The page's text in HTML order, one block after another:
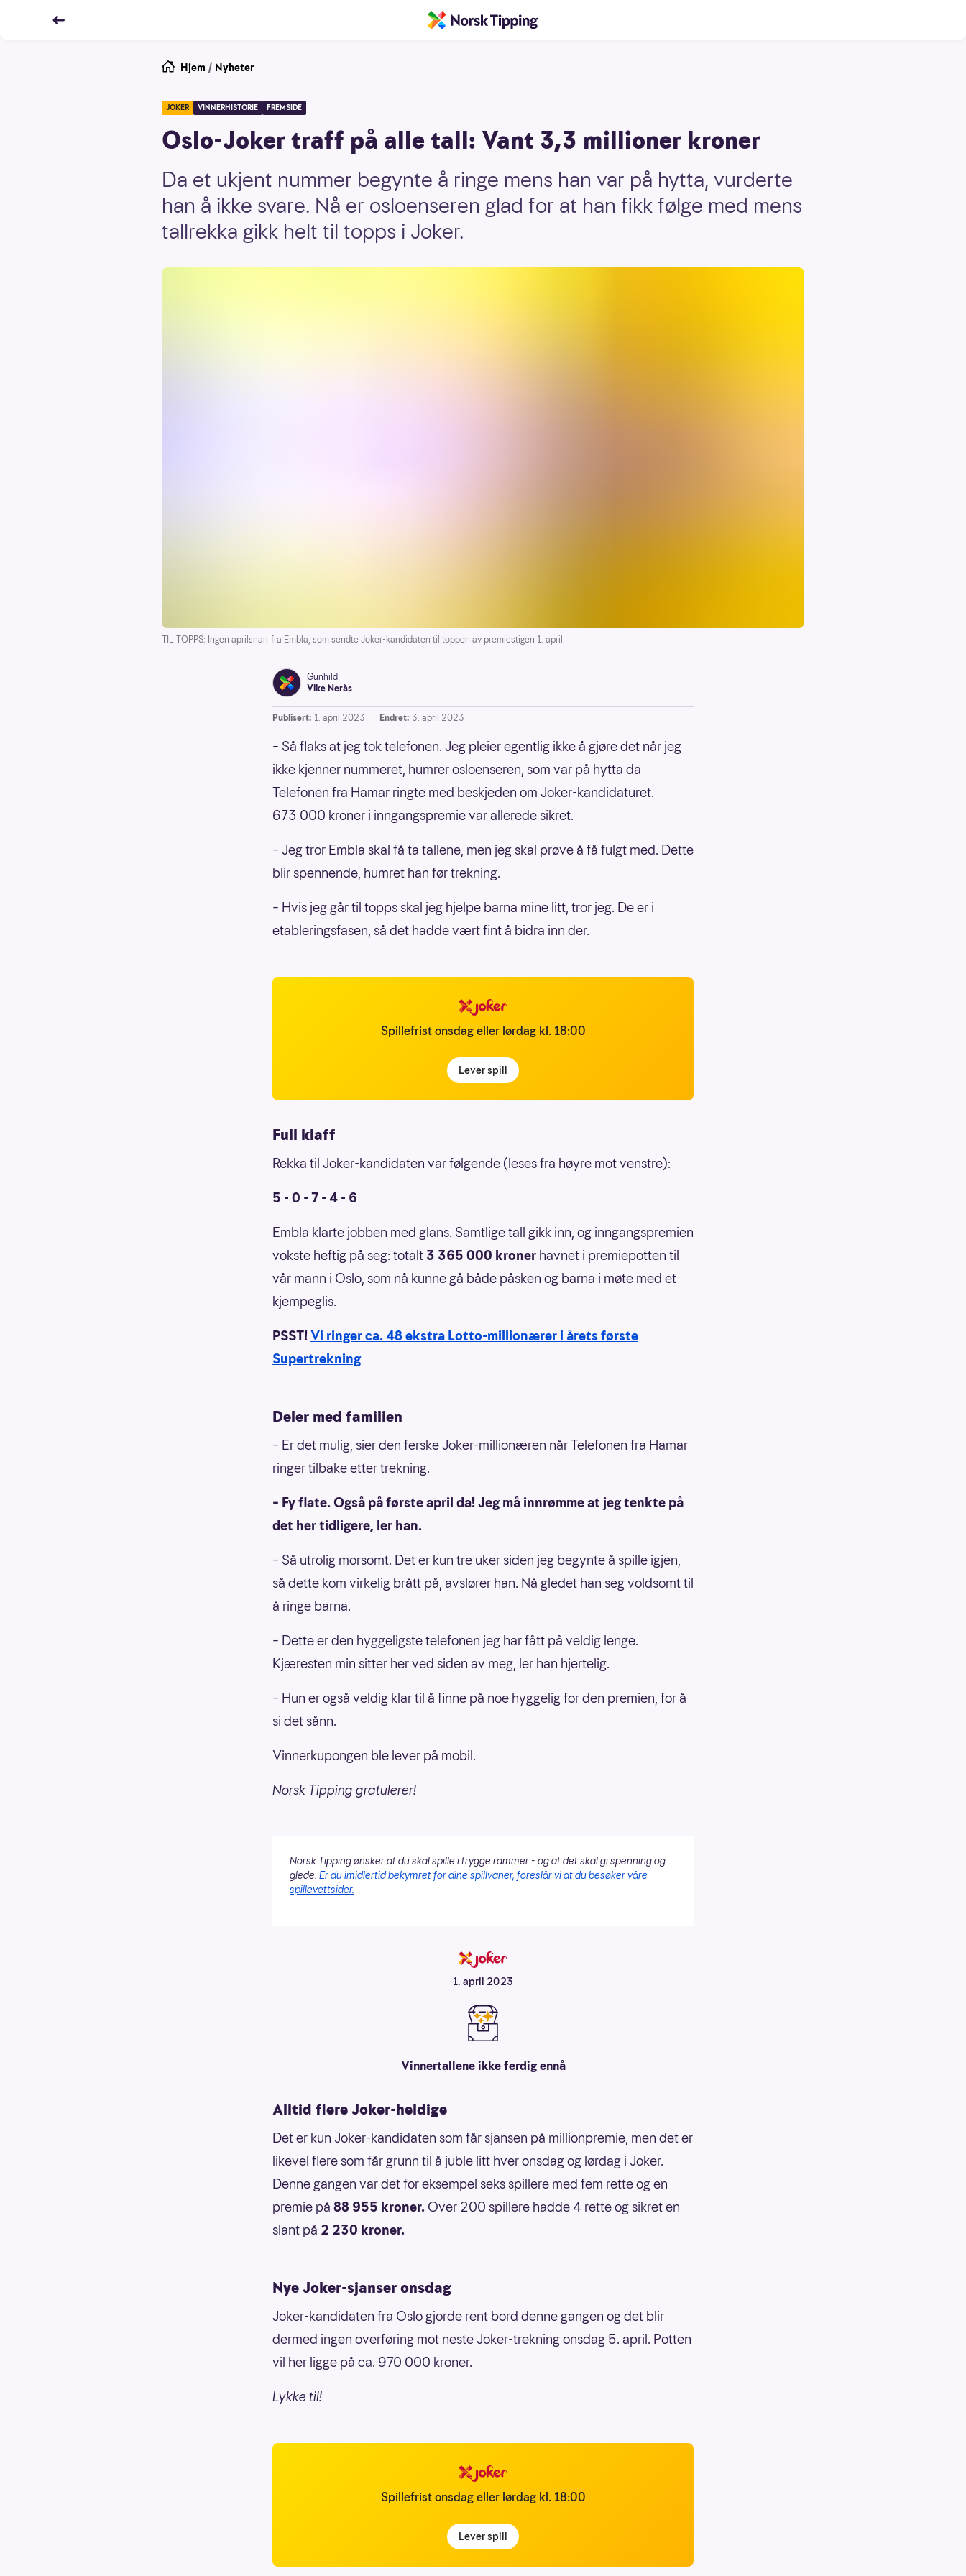
Hjem / Nyheter
JOKER VINNERHISTORIE FREMSIDE
Oslo-Joker traff på alle tall: Vant 3,3 millioner kroner
Da et ukjent nummer begynte å ringe mens han var på hytta, vurderte
han å ikke svare. Nå er osloenseren glad for at han fikk følge med mens
tallrekka gikk helt til topps i Joker.
TIL TOPPS: Ingen aprilsnarr fra Embla, som sendte Joker-kandidaten til toppen av premiestigen 1. april.
Gunhild
Vike Nerås
Publisert: 1. april 2023 Endret: 3. april 2023
– Så flaks at jeg tok telefonen. Jeg pleier egentlig ikke å gjøre det når jeg
ikke kjenner nummeret, humrer osloenseren, som var på hytta da
Telefonen fra Hamar ringte med beskjeden om Joker-kandidaturet.
673 000 kroner i inngangspremie var allerede sikret.
– Jeg tror Embla skal få ta tallene, men jeg skal prøve å få fulgt med. Dette
blir spennende, humret han før trekning.
– Hvis jeg går til topps skal jeg hjelpe barna mine litt, tror jeg. De er i
etableringsfasen, så det hadde vært fint å bidra inn der.
Spillefrist onsdag eller lørdag kl. 18:00
Lever spill
Full klaff
Rekka til Joker-kandidaten var følgende (leses fra høyre mot venstre):
5 - 0 - 7 - 4 - 6
Embla klarte jobben med glans. Samtlige tall gikk inn, og inngangspremien
vokste heftig på seg: totalt 3 365 000 kroner havnet i premiepotten til
vår mann i Oslo, som nå kunne gå både påsken og barna i møte med et
kjempeglis.
PSST!Vi ringer ca. 48 ekstra Lotto-millionærer i årets første
Supertrekning
Deler med familien
– Er det mulig, sier den ferske Joker-millionæren når Telefonen fra Hamar
ringer tilbake etter trekning.
– Fy flate. Også på første april da! Jeg må innrømme at jeg tenkte på
det her tidligere, ler han.
– Så utrolig morsomt. Det er kun tre uker siden jeg begynte å spille igjen,
så dette kom virkelig brått på, avslører han. Nå gledet han seg voldsomt til
å ringe barna.
– Dette er den hyggeligste telefonen jeg har fått på veldig lenge.
Kjæresten min sitter her ved siden av meg, ler han hjertelig.
– Hun er også veldig klar til å finne på noe hyggelig for den premien, for å
si det sånn.
Vinnerkupongen ble lever på mobil.
Norsk Tipping gratulerer!
Norsk Tipping ønsker at du skal spille i trygge rammer - og at det skal gi spenning og
glede. Er du imidlertid bekymret for dine spillvaner, foreslår vi at du besøker våre
spillevettsider.
1. april 2023
Vinnertallene ikke ferdig ennå
Alltid flere Joker-heldige
Det er kun Joker-kandidaten som får sjansen på millionpremie, men det er
likevel flere som får grunn til å juble litt hver onsdag og lørdag i Joker.
Denne gangen var det for eksempel seks spillere med fem rette og en
premie på 88 955 kroner. Over 200 spillere hadde 4 rette og sikret en
slant på 2 230 kroner.
Nye Joker-sjanser onsdag
Joker-kandidaten fra Oslo gjorde rent bord denne gangen og det blir
dermed ingen overføring mot neste Joker-trekning onsdag 5. april. Potten
vil her ligge på ca. 970 000 kroner.
Lykke til!
Spillefrist onsdag eller lørdag kl. 18:00
Lever spill